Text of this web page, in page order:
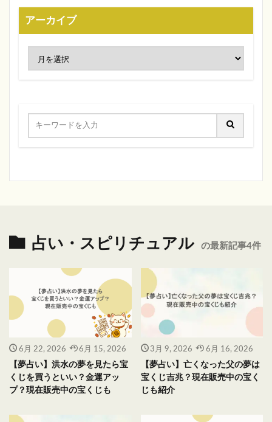
アーカイブ
占い・スピリチュアル の最新記事4件
6月 22, 2026 6月 15, 2026
【夢占い】洪水の夢を見たら宝
くじを買うといい？金運アッ
プ？現在販売中の宝くじも
3月 9, 2026 6月 16, 2026
【夢占い】亡くなった父の夢は
宝くじ吉兆？現在販売中の宝く
じも紹介